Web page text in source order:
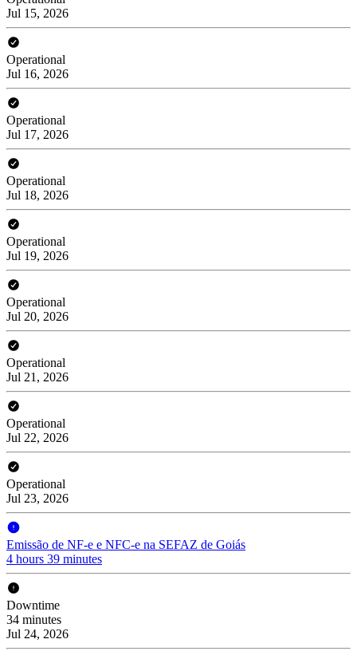
Jul 15, 2026
Operational
Jul 16, 2026
Operational
Jul 17, 2026
Operational
Jul 18, 2026
Operational
Jul 19, 2026
Operational
Jul 20, 2026
Operational
Jul 21, 2026
Operational
Jul 22, 2026
Operational
Jul 23, 2026
Emissão de NF-e e NFC-e na SEFAZ de Goiás
4 hours 39 minutes
Downtime
34 minutes
Jul 24, 2026